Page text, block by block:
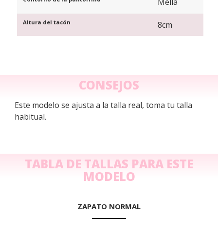
Altura del tacón 8cm
CONSEJOS
Este modelo se ajusta a la talla real, toma tu talla
habitual.
TABLA DE TALLAS PARA ESTE
MODELO
ZAPATO NORMAL